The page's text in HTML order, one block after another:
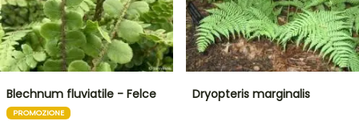
Blechnum fluviatile - Felce
PROMOZIONE
Dryopteris marginalis